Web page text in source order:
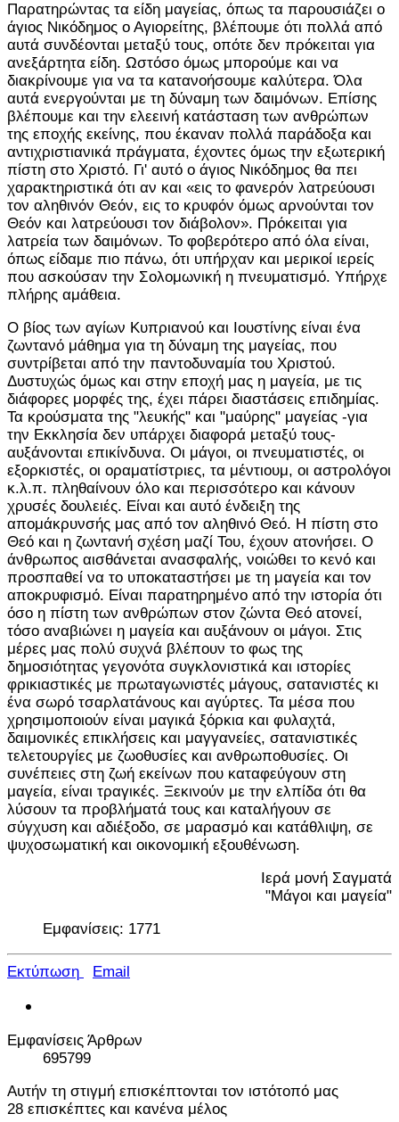
Παρατηρώντας τα είδη μαγείας, όπως τα παρουσιάζει ο
άγιος Νικόδημος ο Αγιορείτης, βλέπουμε ότι πολλά από
αυτά συνδέονται μεταξύ τους, οπότε δεν πρόκειται για
ανεξάρτητα είδη. Ωστόσο όμως μπορούμε και να
διακρίνουμε για να τα κατανοήσουμε καλύτερα. Όλα
αυτά ενεργούνται με τη δύναμη των δαιμόνων. Επίσης
βλέπουμε και την ελεεινή κατάσταση των ανθρώπων
της εποχής εκείνης, που έκαναν πολλά παράδοξα και
αντιχριστιανικά πράγματα, έχοντες όμως την εξωτερική
πίστη στο Χριστό. Γι' αυτό ο άγιος Νικόδημος θα πει
χαρακτηριστικά ότι αν και «εις το φανερόν λατρεύουσι
τον αληθινόν Θεόν, εις το κρυφόν όμως αρνούνται τον
Θεόν και λατρεύουσι τον διάβολον». Πρόκειται για
λατρεία των δαιμόνων. Το φοβερότερο από όλα είναι,
όπως είδαμε πιο πάνω, ότι υπήρχαν και μερικοί ιερείς
που ασκούσαν την Σολομωνική η πνευματισμό. Υπήρχε
πλήρης αμάθεια.
Ο βίος των αγίων Κυπριανού και Ιουστίνης είναι ένα
ζωντανό μάθημα για τη δύναμη της μαγείας, που
συντρίβεται από την παντοδυναμία του Χριστού.
Δυστυχώς όμως και στην εποχή μας η μαγεία, με τις
διάφορες μορφές της, έχει πάρει διαστάσεις επιδημίας.
Τα κρούσματα της "λευκής" και "μαύρης" μαγείας -για
την Εκκλησία δεν υπάρχει διαφορά μεταξύ τους-
αυξάνονται επικίνδυνα. Οι μάγοι, οι πνευματιστές, οι
εξορκιστές, οι οραματίστριες, τα μέντιουμ, οι αστρολόγοι
κ.λ.π. πληθαίνουν όλο και περισσότερο και κάνουν
χρυσές δουλειές. Είναι και αυτό ένδειξη της
απομάκρυνσής μας από τον αληθινό Θεό. Η πίστη στο
Θεό και η ζωντανή σχέση μαζί Του, έχουν ατονήσει. Ο
άνθρωπος αισθάνεται ανασφαλής, νοιώθει το κενό και
προσπαθεί να το υποκαταστήσει με τη μαγεία και τον
αποκρυφισμό. Είναι παρατηρημένο από την ιστορία ότι
όσο η πίστη των ανθρώπων στον ζώντα Θεό ατονεί,
τόσο αναβιώνει η μαγεία και αυξάνουν οι μάγοι. Στις
μέρες μας πολύ συχνά βλέπουν το φως της
δημοσιότητας γεγονότα συγκλονιστικά και ιστορίες
φρικιαστικές με πρωταγωνιστές μάγους, σατανιστές κι
ένα σωρό τσαρλατάνους και αγύρτες. Τα μέσα που
χρησιμοποιούν είναι μαγικά ξόρκια και φυλαχτά,
δαιμονικές επικλήσεις και μαγγανείες, σατανιστικές
τελετουργίες με ζωοθυσίες και ανθρωποθυσίες. Οι
συνέπειες στη ζωή εκείνων που καταφεύγουν στη
μαγεία, είναι τραγικές. Ξεκινούν με την ελπίδα ότι θα
λύσουν τα προβλήματά τους και καταλήγουν σε
σύγχυση και αδιέξοδο, σε μαρασμό και κατάθλιψη, σε
ψυχοσωματική και οικονομική εξουθένωση.
Ιερά μονή Σαγματά
"Μάγοι και μαγεία"
Εμφανίσεις: 1771
Εκτύπωση Email
Εμφανίσεις Άρθρων
695799
Αυτήν τη στιγμή επισκέπτονται τον ιστότοπό μας
28 επισκέπτες και κανένα μέλος